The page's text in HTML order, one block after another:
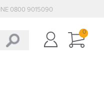
0800 9015090
0